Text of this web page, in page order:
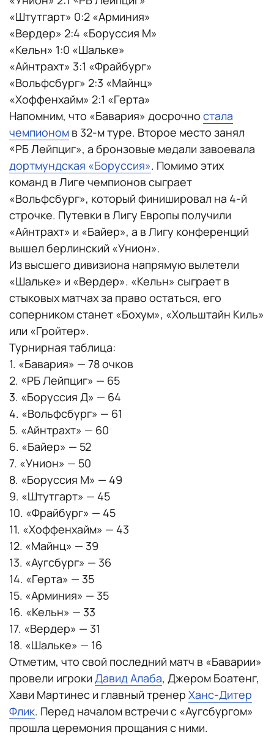
«Штутгарт» 0:2 «Арминия»
«Вердер» 2:4 «Боруссия М»
«Кельн» 1:0 «Шальке»
«Айнтрахт» 3:1 «Фрайбург»
«Вольфсбург» 2:3 «Майнц»
«Хоффенхайм» 2:1 «Герта»
Напомним, что «Бавария» досрочно стала
чемпионом в 32-м туре. Второе место занял
«РБ Лейпциг», а бронзовые медали завоевала
дортмундская «Боруссия». Помимо этих
команд в Лиге чемпионов сыграет
«Вольфсбург», который финишировал на 4-й
строчке. Путевки в Лигу Европы получили
«Айнтрахт» и «Байер», а в Лигу конференций
вышел берлинский «Унион».
Из высшего дивизиона напрямую вылетели
«Шальке» и «Вердер». «Кельн» сыграет в
стыковых матчах за право остаться, его
соперником станет «Бохум», «Хольштайн Киль»
или «Гройтер».
Турнирная таблица:
1. «Бавария» — 78 очков
2. «РБ Лейпциг» — 65
3. «Боруссия Д» — 64
4. «Вольфсбург» — 61
5. «Айнтрахт» — 60
6. «Байер» — 52
7. «Унион» — 50
8. «Боруссия М» — 49
9. «Штутгарт» — 45
10. «Фрайбург» — 45
11. «Хоффенхайм» — 43
12. «Майнц» — 39
13. «Аугсбург» — 36
14. «Герта» — 35
15. «Арминия» — 35
16. «Кельн» — 33
17. «Вердер» — 31
18. «Шальке» — 16
Отметим, что свой последний матч в «Баварии»
провели игроки Давид Алаба, Джером Боатенг,
Хави Мартинес и главный тренер Ханс-Дитер
Флик. Перед началом встречи с «Аугсбургом»
прошла церемония прощания с ними.